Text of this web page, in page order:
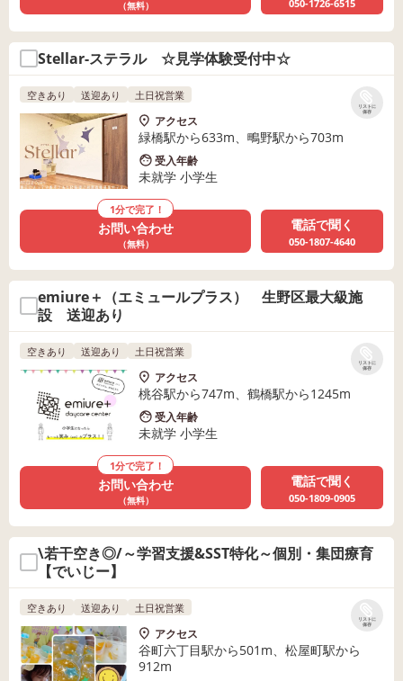
（無料） 050-1726-6515
Stellar-ステラル ☆見学体験受付中☆
リストに
保存
空きあり 送迎あり 土日祝営業
アクセス
緑橋駅から633m、鴫野駅から703m
受入年齢
未就学 小学生
1分で完了！
お問い合わせ
（無料）
電話で聞く
050-1807-4640
emiure＋（エミュールプラス） 生野区最大級施
設 送迎あり
リストに
保存
空きあり 送迎あり 土日祝営業
アクセス
桃谷駅から747m、鶴橋駅から1245m
受入年齢
未就学 小学生
1分で完了！
お問い合わせ
（無料）
電話で聞く
050-1809-0905
\若干空き◎/～学習支援&SST特化～個別・集団療育
【でいじー】
リストに
保存
空きあり 送迎あり 土日祝営業
アクセス
谷町六丁目駅から501m、松屋町駅から
912m